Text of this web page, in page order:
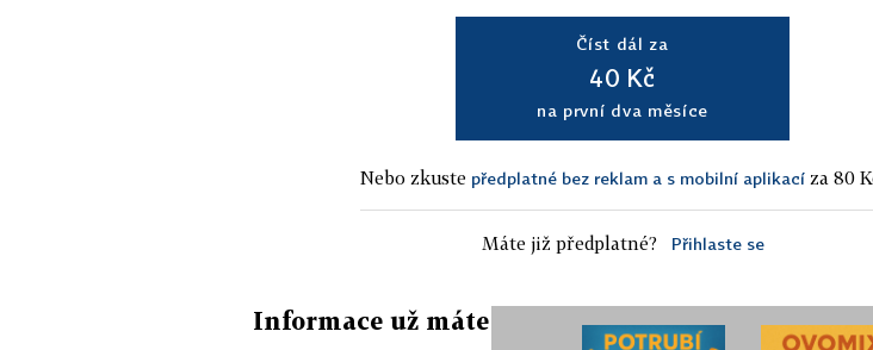
Číst dál za
40 Kč
na první dva měsíce
Nebo zkuste předplatné bez reklam a s mobilní aplikací za 80
Máte již předplatné? Přihlaste se
Informace už máte